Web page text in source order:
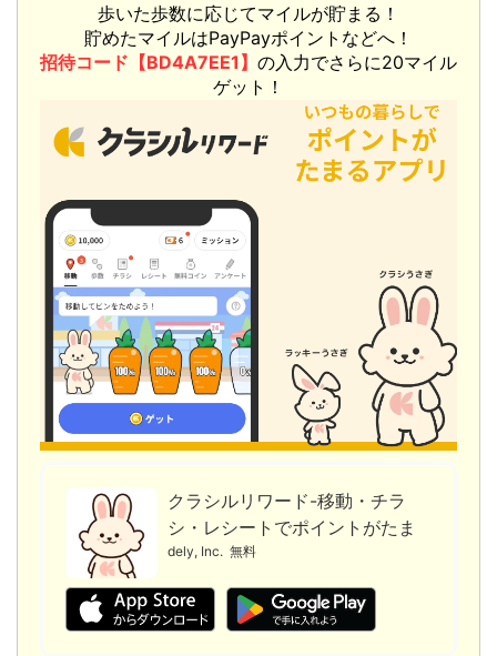
歩いた歩数に応じてマイルが貯まる！
貯めたマイルはPayPayポイントなどへ！
招待コード【BD4A7EE1】 の入力でさらに20マイル
ゲット！
クラシルリワード-移動・チラ
シ・レシートでポイントがたま
る
dely, Inc. 無料